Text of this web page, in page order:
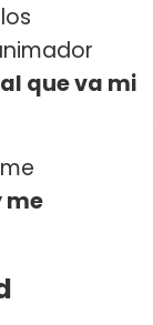
que va mi
me